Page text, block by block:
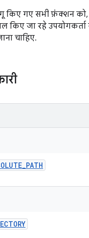
किए गए सभी फ़ंक्शन को,
किए जा रहे
चाहिए.
_PATH